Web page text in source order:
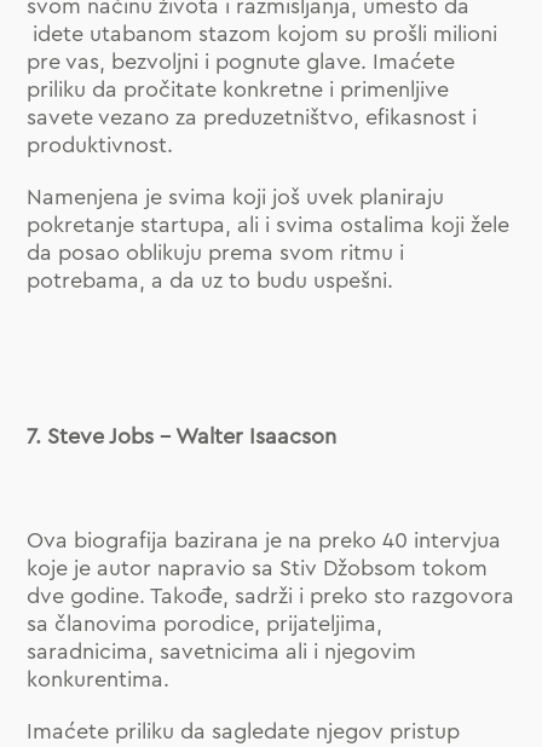
svom načinu života i razmisljanja, umesto da
idete utabanom stazom kojom su prošli milioni
pre vas, bezvoljni i pognute glave. Imaćete
priliku da pročitate konkretne i primenljive
savete vezano za preduzetništvo, efikasnost i
produktivnost.
Namenjena je svima koji još uvek planiraju
pokretanje startupa, ali i svima ostalima koji žele
da posao oblikuju prema svom ritmu i
potrebama, a da uz to budu uspešni.
7. Steve Jobs – Walter Isaacson
Ova biografija bazirana je na preko 40 intervjua
koje je autor napravio sa Stiv Džobsom tokom
dve godine. Takođe, sadrži i preko sto razgovora
sa članovima porodice, prijateljima,
saradnicima, savetnicima ali i njegovim
konkurentima.
Imaćete priliku da sagledate njegov pristup